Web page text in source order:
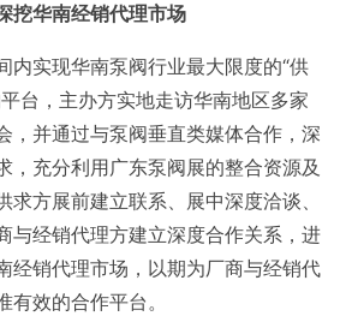
挖华南经销代理市场
内实现华南泵阀行业最大限度的“供
台，主办方实地走访华南地区多家
，并通过与泵阀垂直类媒体合作，深
，充分利用广东泵阀展的整合资源及
求方展前建立联系、展中深度洽谈、
与经销代理方建立深度合作关系，进
经销代理市场，以期为厂商与经销代
效的合作平台。